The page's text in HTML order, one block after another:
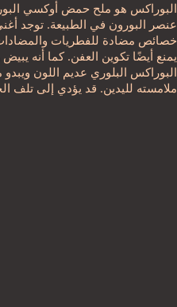
البوراكس هو ملح حمض أوكسي
عنصر البورون في الطبيعة. توجد
خصائص مضادة للفطريات والمضادات
يمنع أيضًا تكوين العفن. كما أنه
البوراكس البلوري عديم اللون
ملامسته لليدين. قد يؤدي إلى تلف